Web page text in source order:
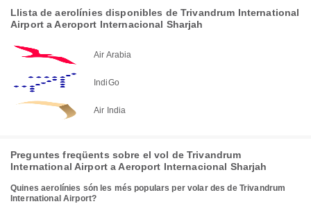
Llista de aerolínies disponibles de Trivandrum International
Airport a Aeroport Internacional Sharjah
Air Arabia
IndiGo
Air India
Preguntes freqüents sobre el vol de Trivandrum
International Airport a Aeroport Internacional Sharjah
Quines aerolínies són les més populars per volar des de Trivandrum
International Airport?